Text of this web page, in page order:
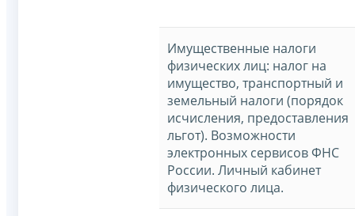
Имущественные налоги
физических лиц: налог на
имущество, транспортный и
земельный налоги (порядок
исчисления, предоставления
льгот). Возможности
электронных сервисов ФНС
России. Личный кабинет
физического лица.